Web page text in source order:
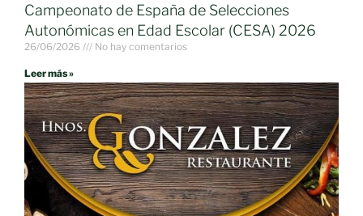
Campeonato de España de Selecciones
Autonómicas en Edad Escolar (CESA) 2026
26/06/2026 No hay comentarios
Leer más »